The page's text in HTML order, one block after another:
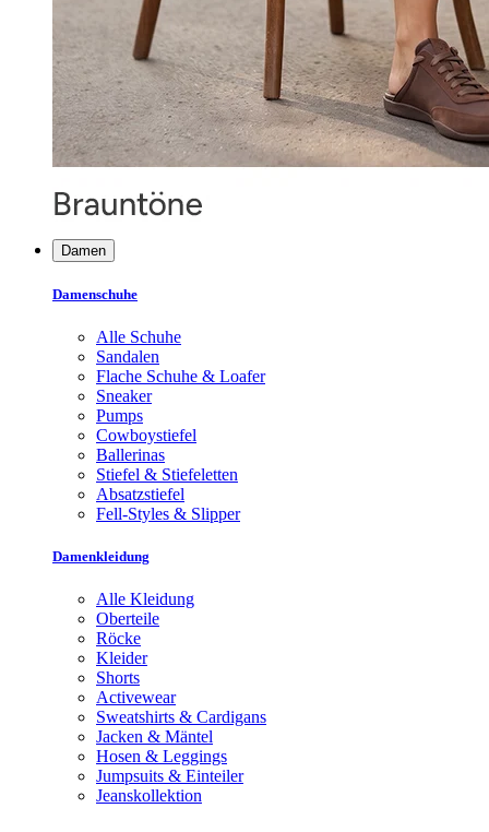
Damen
Damenschuhe
Alle Schuhe
Sandalen
Flache Schuhe & Loafer
Sneaker
Pumps
Cowboystiefel
Ballerinas
Stiefel & Stiefeletten
Absatzstiefel
Fell-Styles & Slipper
Damenkleidung
Alle Kleidung
Oberteile
Röcke
Kleider
Shorts
Activewear
Sweatshirts & Cardigans
Jacken & Mäntel
Hosen & Leggings
Jumpsuits & Einteiler
Jeanskollektion